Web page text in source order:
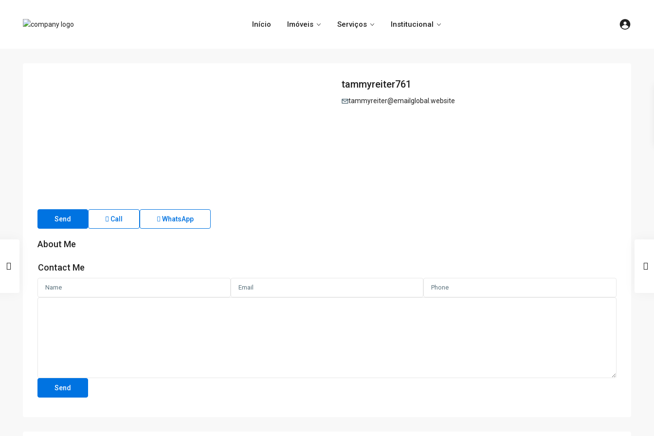
Início Imóveis Serviços Institucional
tammyreiter761
tammyreiter@emailglobal.website
Send Call WhatsApp
About Me
Contact Me